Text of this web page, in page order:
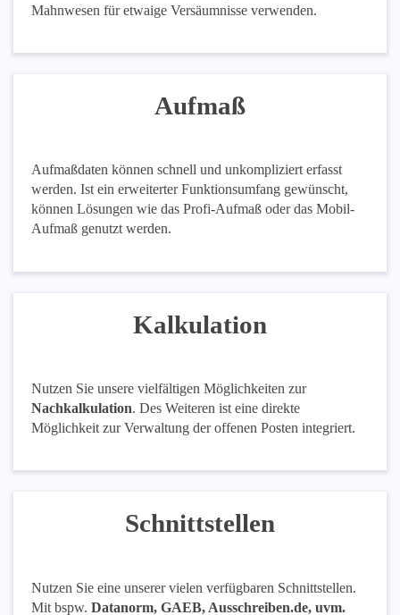
Mahnwesen für etwaige Versäumnisse verwenden.
Aufmaß
Aufmaßdaten können schnell und unkompliziert erfasst
werden. Ist ein erweiterter Funktionsumfang gewünscht,
können Lösungen wie das Profi-Aufmaß oder das Mobil-
Aufmaß genutzt werden.
Kalkulation
Nutzen Sie unsere vielfältigen Möglichkeiten zur
Nachkalkulation. Des Weiteren ist eine direkte
Möglichkeit zur Verwaltung der offenen Posten integriert.
Schnittstellen
Nutzen Sie eine unserer vielen verfügbaren Schnittstellen.
Mit bspw. Datanorm, GAEB, Ausschreiben.de, uvm.